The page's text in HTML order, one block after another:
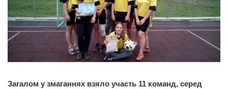
Загалом у змаганнях взяло участь 11 команд, серед